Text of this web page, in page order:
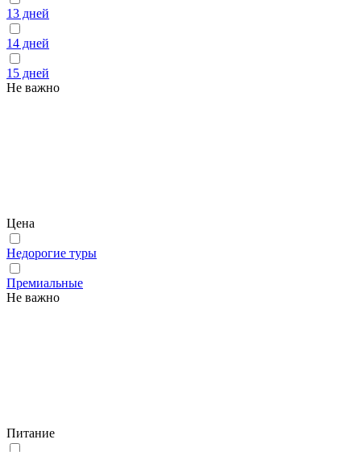
13 дней
14 дней
15 дней
Не важно
Цена
Недорогие туры
Премиальные
Не важно
Питание